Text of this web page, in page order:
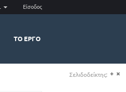
Είσοδος
ΤΟ ΈΡΓΟ
Σελιδοδείκτης: